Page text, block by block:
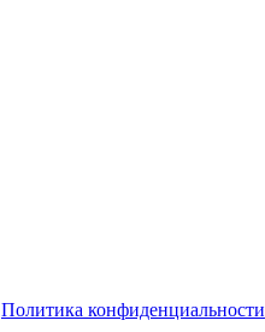
Политика конфиденциальности